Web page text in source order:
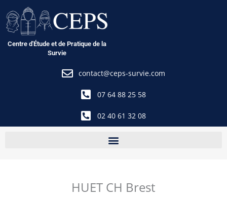
au
contenu
Centre d'Étude et de Pratique de la
Survie
contact@ceps-survie.com
07 64 88 25 58
02 40 61 32 08
HUET CH Brest